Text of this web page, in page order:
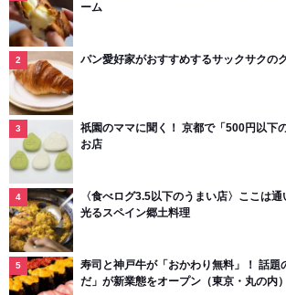
ーム
パン愛好家がおすすめするサックサクの
祇園のママに聞く！ 京都で「500円以下
お店
〈食べログ3.5以下のうまい店〉ここは
光るスペイン郷土料理
寿司と神戸牛が「おかわり無料」！ 話題
だ」が新業態をオープン（東京・丸の内）